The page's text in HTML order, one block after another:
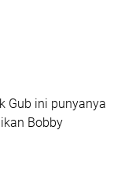
Gub ini punyanya
Bobby